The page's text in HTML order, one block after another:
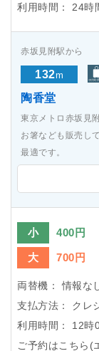
利用時間：
24時
赤坂見附駅から
132m
陶香堂
東京メトロ赤坂見
お箸なども販売し
最適です。
小 400円
大 700円
両替機：
情報な
支払方法：
クレ
利用時間：
12時
ご予約はこちら(